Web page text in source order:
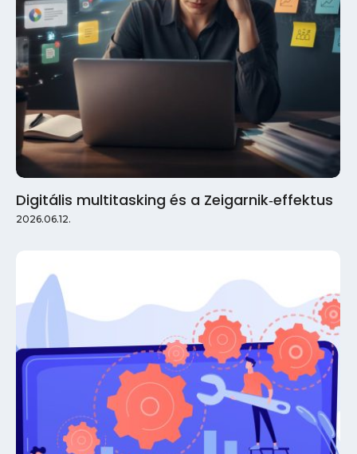
Digitális multitasking és a Zeigarnik‑effektus
2026.06.12.